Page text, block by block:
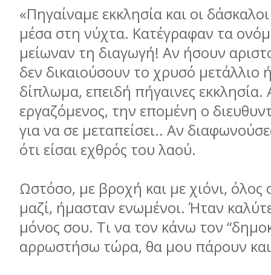
«Πηγαίναμε εκκλησία και οι
μέσα στη νύχτα. Κατέγραφαν τα
μείωναν τη διαγωγή! Αν ήσουν
δεν δικαιούσουν το χρυσό μετάλλιο
δίπλωμα, επειδή πήγαινες
εργαζόμενος, την επομένη ο
για να σε μεταπείσει.. Αν
ότι είσαι εχθρός του λαού.
Ωστόσο, με βροχή και με χιόνι, όλος
μαζί, ήμασταν ενωμένοι. Ήταν
μόνος σου. Τι να τον κάνω τον
αρρωστήσω τώρα, θα μου πάρουν και